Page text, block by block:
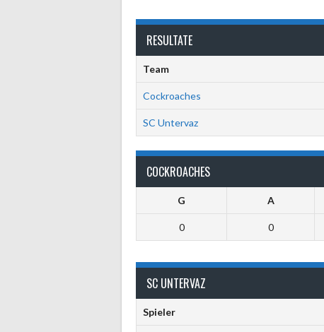
RESULTATE
Team
Cockroaches
SC Untervaz
COCKROACHES
G A
0 0
SC UNTERVAZ
Spieler